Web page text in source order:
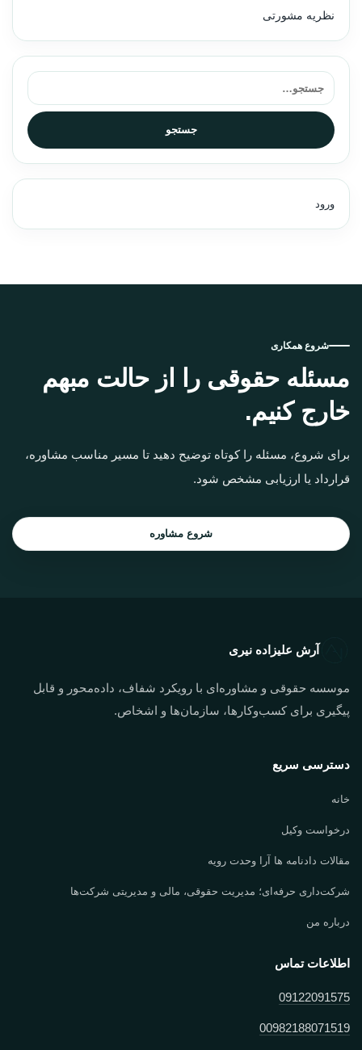
نظریه مشورتی
جستجو برای:
جستجو
ورود
شروع همکاری
مسئله حقوقی را از حالت مبهم
خارج کنیم.
برای شروع، مسئله را کوتاه توضیح دهید تا مسیر مناسب مشاوره،
قرارداد یا ارزیابی مشخص شود.
شروع مشاوره
آرش علیزاده نیری
موسسه حقوقی و مشاوره‌ای با رویکرد شفاف، داده‌محور و قابل
پیگیری برای کسب‌وکارها، سازمان‌ها و اشخاص.
دسترسی سریع
خانه
درخواست وکیل
مقالات دادنامه ها آرا وحدت رویه
شرکت‌داری حرفه‌ای؛ مدیریت حقوقی، مالی و مدیریتی شرکت‌ها
درباره من
اطلاعات تماس
09122091575
00982188071519